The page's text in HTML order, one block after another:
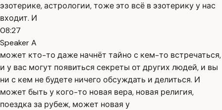
эзотерике, астрологии, тоже это всё в эзотерику у нас
входит. И
08:27
Speaker A
может кто-то даже начнёт тайно с кем-то встречаться,
и у вас могут появиться секреты от других людей, и вы
ни с кем не будете ничего обсуждать и делиться. И
может быть у кого-то новая вера, новая религия,
поездка за рубеж, может новая у